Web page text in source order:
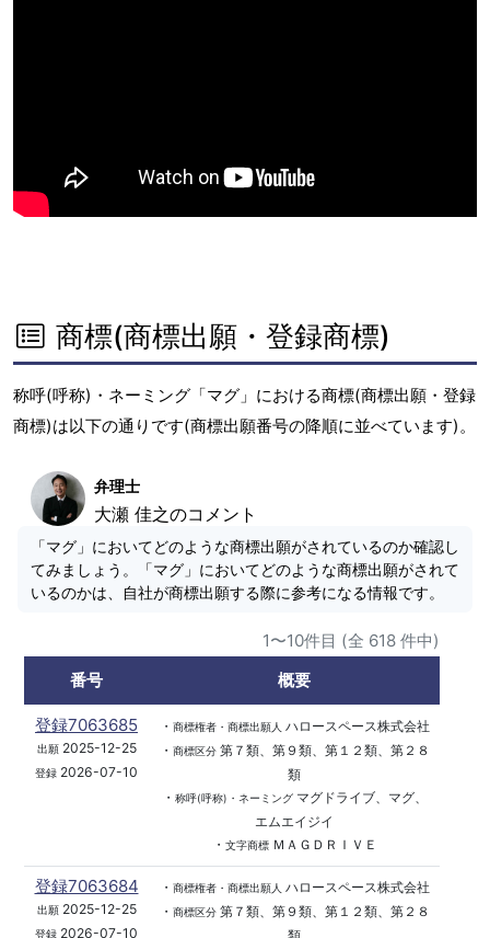
商標(商標出願・登録商標)
称呼(呼称)・ネーミング「マグ」における商標(商標出願・登録
商標)は以下の通りです(商標出願番号の降順に並べています)。
弁理士
大瀬 佳之のコメント
「マグ」においてどのような商標出願がされているのか確認し
てみましょう。「マグ」においてどのような商標出願がされて
いるのかは、自社が商標出願する際に参考になる情報です。
1〜10件目 (全 618 件中)
番号
概要
登録7063685
出願2025-12-25
登録 2026-07-10
・ 商標権者・商標出願人 ハロースペース株式会社
・ 商標区分第７類、第９類、第１２類、第２８
類
・ 称呼(呼称)・ネーミングマグドライブ、マグ、
エムエイジイ
・ 文字商標ＭＡＧＤＲＩＶＥ
登録7063684
出願2025-12-25
登録 2026-07-10
・ 商標権者・商標出願人 ハロースペース株式会社
・ 商標区分第７類、第９類、第１２類、第２８